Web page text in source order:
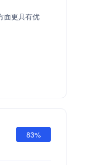
面更具有优
83%